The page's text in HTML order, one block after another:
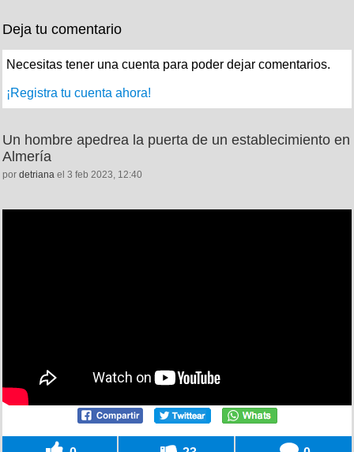
Deja tu comentario
Necesitas tener una cuenta para poder dejar comentarios.
¡Registra tu cuenta ahora!
Un hombre apedrea la puerta de un establecimiento en
Almería
por detriana el 3 feb 2023, 12:40